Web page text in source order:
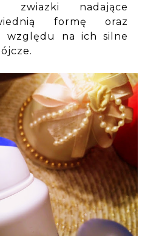
zwiazki nadające
formę oraz
względu na ich silne